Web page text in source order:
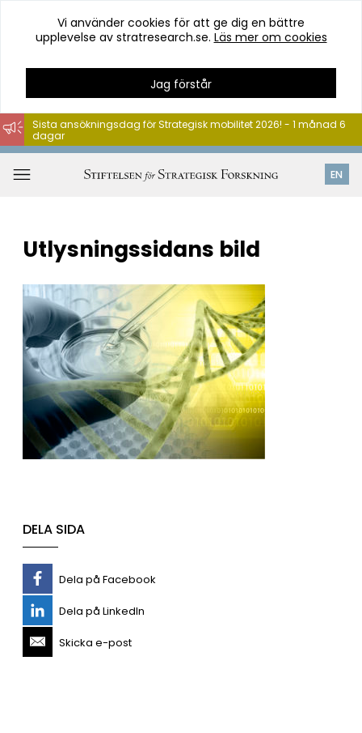
Hoppa
till
innehåll
Vi använder cookies för att ge dig en bättre
upplevelse av stratresearch.se. Läs mer om cookies
Jag förstår
EN
Sista ansökningsdag för Strategisk mobilitet 2026! - 1 månad 6
dagar
Utlysningssidans bild
DELA SIDA
Dela på Facebook
Dela på LinkedIn
Skicka e-post